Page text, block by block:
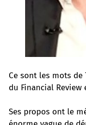
Ce sont les mots
du Financial Review
Ses propos ont le